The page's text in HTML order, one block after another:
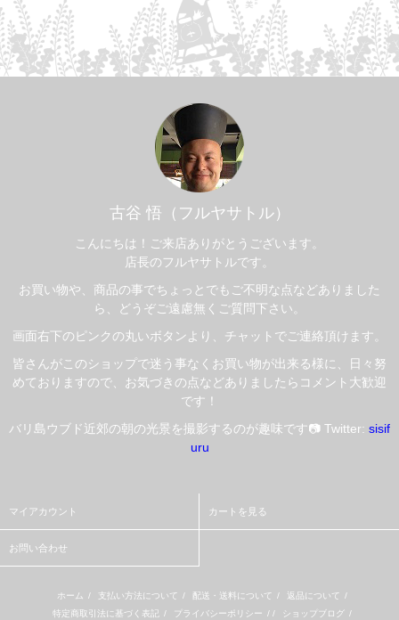
古谷 悟（フルヤサトル）
こんにちは！ご来店ありがとうございます。
店長のフルヤサトルです。
お買い物や、商品の事でちょっとでもご不明な点などありました
ら、どうぞご遠慮無くご質問下さい。
画面右下のピンクの丸いボタンより、チャットでご連絡頂けます。
皆さんがこのショップで迷う事なくお買い物が出来る様に、日々努
めておりますので、お気づきの点などありましたらコメント大歓迎
です！
バリ島ウブド近郊の朝の光景を撮影するのが趣味です📷 Twitter: sisif
uru
マイアカウント カートを見る
お問い合わせ
ホーム / 支払い方法について / 配送・送料について / 返品について /
特定商取引法に基づく表記 / プライバシーポリシー / / ショップブログ /